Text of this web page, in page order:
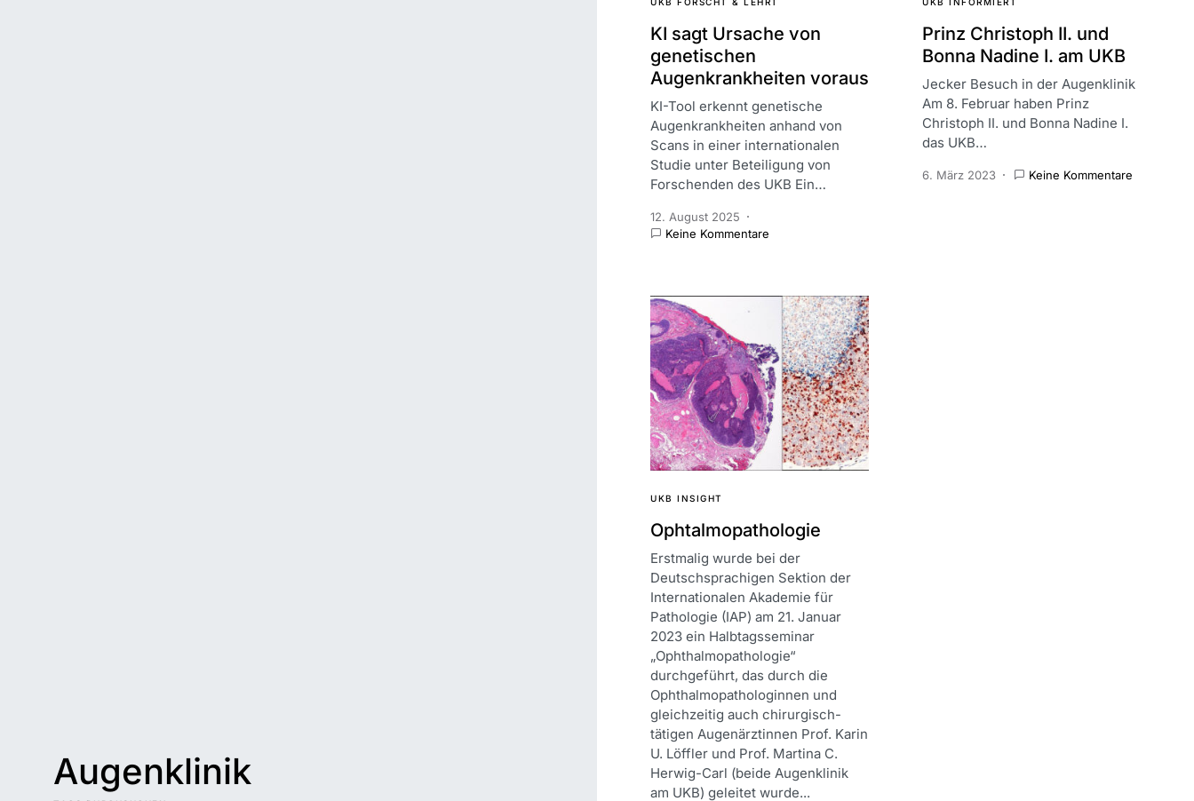
Augenklinik
KI sagt Ursache von
genetischen
Augenkrankheiten voraus
KI-Tool erkennt genetische
Augenkrankheiten anhand von
Scans in einer internationalen
Studie unter Beteiligung von
Forschenden des UKB Ein…
12. August 2025
Keine Kommentare
Prinz Christoph II. und
Bonna Nadine I. am UKB
Jecker Besuch in der Augenklinik
Am 8. Februar haben Prinz
Christoph II. und Bonna Nadine I.
das UKB…
6. März 2023 Keine Kommentare
UKB INSIGHT
Ophtalmopathologie
Erstmalig wurde bei der
Deutschsprachigen Sektion der
Internationalen Akademie für
Pathologie (IAP) am 21. Januar
2023 ein Halbtagsseminar
„Ophthalmopathologie“
durchgeführt, das durch die
Ophthalmopathologinnen und
gleichzeitig auch chirurgisch-
tätigen Augenärztinnen Prof. Karin
U. Löffler und Prof. Martina C.
Herwig-Carl (beide Augenklinik
am UKB) geleitet wurde...